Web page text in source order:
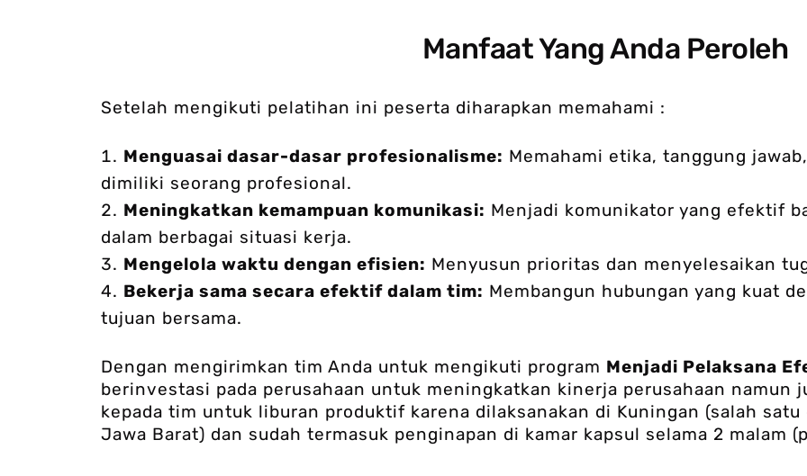
Manfaat Yang Anda Peroleh
Setelah mengikuti pelatihan ini peserta diharapkan memahami :
Menguasai dasar-dasar profesionalisme: Memahami etika, tanggung
dimiliki seorang profesional.
Meningkatkan kemampuan komunikasi: Menjadi komunikator yang efektif
dalam berbagai situasi kerja.
Mengelola waktu dengan efisien: Menyusun prioritas dan menyelesaikan
Bekerja sama secara efektif dalam tim: Membangun hubungan yang kuat
tujuan bersama.
Dengan mengirimkan tim Anda untuk mengikuti program Menjadi Pelaksana
berinvestasi pada perusahaan untuk meningkatkan kinerja perusahaan namun
kepada tim untuk liburan produktif karena dilaksanakan di Kuningan (salah
Jawa Barat) dan sudah termasuk penginapan di kamar kapsul selama 2 malam